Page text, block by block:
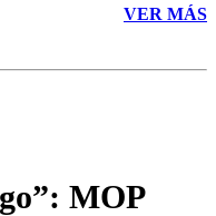
VER MÁS
MOP